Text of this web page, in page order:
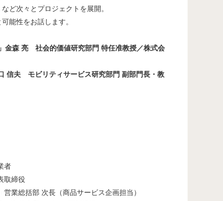
々とプロジェクトを展開。
性をお話します。
」金森 亮 社会的価値研究部門 特任准教授／株式会
信夫 モビリティサービス研究部門 副部門長・教
役
長（商品サービス企画担当）